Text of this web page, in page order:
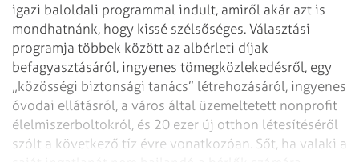
igazi baloldali programmal indult, amiről akár azt is
mondhatnánk, hogy kissé szélsőséges. Választási
programja többek között az albérleti díjak
befagyasztásáról, ingyenes tömegközlekedésről, egy
„közösségi biztonsági tanács” létrehozásáról, ingyenes
óvodai ellátásról, a város által üzemeltetett nonprofit
élelmiszerboltokról, és 20 ezer új otthon létesítéséről
szólt a következő tíz évre vonatkozóan. Sőt, ha valaki a